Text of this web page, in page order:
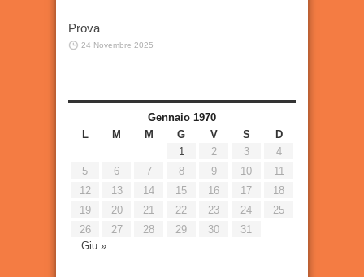
Prova
24 Novembre 2025
Gennaio 1970
L
M M G V S
D
1
2 3
4
5
6 7 8 9 10
11
12
13 14 15 16 17
18
19
20 21 22 23 24
25
26
27 28 29 30
31
Giu »